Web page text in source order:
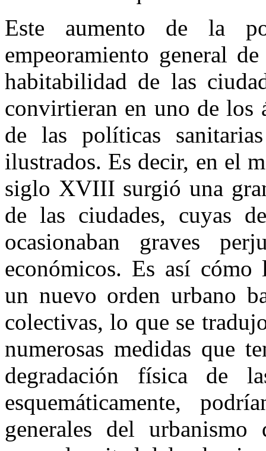
Este aumento de la
empeoramiento general
habitabilidad de las
convirtieran en uno de los
de las políticas
ilustrados. Es decir, en el
siglo XVIII surgió una
de las ciudades, cuyas
ocasionaban graves
económicos. Es así
un nuevo orden urbano
colectivas, lo que se
numerosas medidas que
degradación física de
esquemáticamente,
generales del